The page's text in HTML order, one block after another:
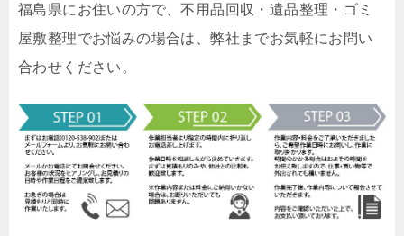
福島県にお住いの方で、不用品回収・遺品整理・ゴミ
屋敷整理でお悩みの場合は、弊社までお気軽にお問い
合わせください。